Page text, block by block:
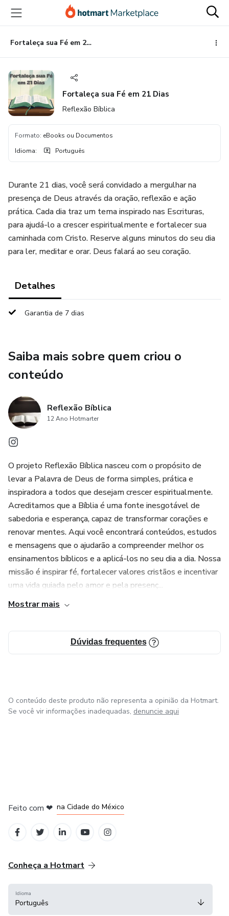
para
conteúdo
principal
para
pagamento
para
rodapé
Fortaleça sua Fé em 21 Dias
Fortaleça sua Fé em 21 Dias
Reflexão Bíblica
Formato: eBooks ou Documentos
Idioma: Português
Durante 21 dias, você será convidado a mergulhar na
presença de Deus através da oração, reflexão e ação
prática. Cada dia traz um tema inspirado nas Escrituras,
para ajudá-lo a crescer espiritualmente e fortalecer sua
caminhada com Cristo. Reserve alguns minutos do seu dia
para ler, meditar e orar. Deus falará ao seu coração.
Detalhes
Garantia de 7 dias
Saiba mais sobre quem criou o
conteúdo
Reflexão Bíblica
12 Ano Hotmarter
O projeto Reflexão Bíblica nasceu com o propósito de
levar a Palavra de Deus de forma simples, prática e
inspiradora a todos que desejam crescer espiritualmente.
Acreditamos que a Bíblia é uma fonte inesgotável de
sabedoria e esperança, capaz de transformar corações e
renovar mentes. Aqui você encontrará conteúdos, estudos
e mensagens que o ajudarão a compreender melhor os
ensinamentos bíblicos e a aplicá-los no seu dia a dia. Nossa
missão é inspirar fé, fortalecer valores cristãos e incentivar
uma vida guiada pelo amor e pela presenç...
Mostrar mais
Dúvidas frequentes
O conteúdo deste produto não representa a opinião da Hotmart.
Se você vir informações inadequadas, denuncie aqui
Feito com ❤ na Cidade do México
Conheça a Hotmart
Idioma
Português